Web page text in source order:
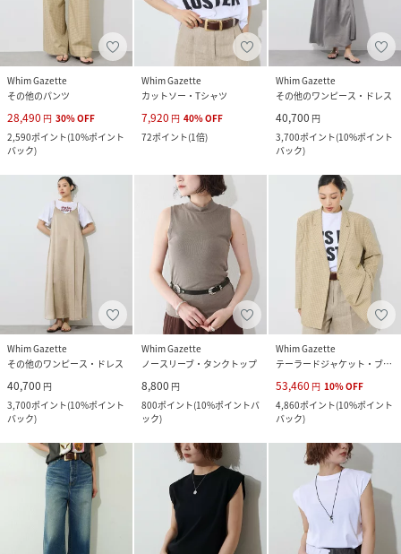
Whim Gazette
その他のパンツ
28,490 円 30%OFF
2,590ポイント(10%ポイント
バック)
Whim Gazette
カットソー・Tシャツ
7,920 円 40%OFF
72ポイント(1倍)
Whim Gazette
その他のワンピース・ドレス
40,700 円
3,700ポイント(10%ポイント
バック)
Whim Gazette
その他のワンピース・ドレス
40,700 円
3,700ポイント(10%ポイント
バック)
Whim Gazette
ノースリーブ・タンクトップ
8,800 円
800ポイント(10%ポイントバ
ック)
Whim Gazette
テーラードジャケット・ブレザー
53,460 円 10%OFF
4,860ポイント(10%ポイント
バック)